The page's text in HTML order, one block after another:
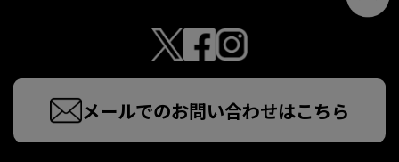
メールでのお問い合わせはこちら